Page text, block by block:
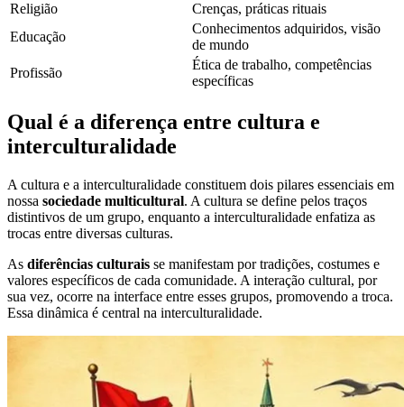
Religião
Crenças, práticas rituais
Educação
Conhecimentos adquiridos, visão
de mundo
Profissão
Ética de trabalho, competências
específicas
Qual é a diferença entre cultura e
interculturalidade
A cultura e a interculturalidade constituem dois pilares essenciais em
nossa sociedade multicultural. A cultura se define pelos traços
distintivos de um grupo, enquanto a interculturalidade enfatiza as
trocas entre diversas culturas.
As diferências culturais se manifestam por tradições, costumes e
valores específicos de cada comunidade. A interação cultural, por
sua vez, ocorre na interface entre esses grupos, promovendo a troca.
Essa dinâmica é central na interculturalidade.